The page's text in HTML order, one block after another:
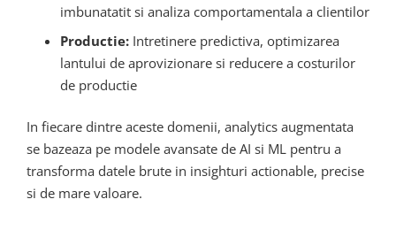
imbunatatit si analiza comportamentala a clientilor
Productie:Intretinere predictiva, optimizarea
lantului de aprovizionare si reducere a costurilor
de productie
In fiecare dintre aceste domenii, analytics augmentata
se bazeaza pe modele avansate de AI si ML pentru a
transforma datele brute in insighturi actionable, precise
si de mare valoare.